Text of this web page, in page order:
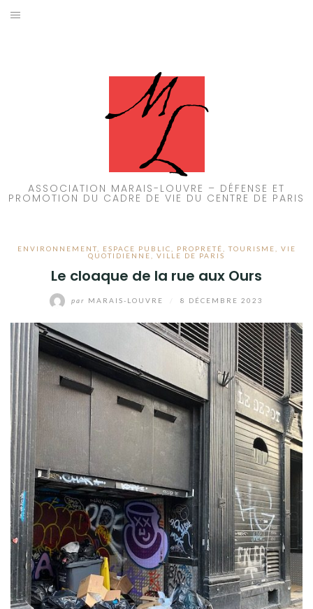
Aller
ASSOCIATION MARAIS-LOUVRE – DÉFENSE ET
PROMOTION DU CADRE DE VIE DU CENTRE DE PARIS
ENVIRONNEMENT, ESPACE PUBLIC PROPRETÉ ,TOURISME
VIE
QUOTIDIENNE
VILLE DE PARIS
Le cloaque de la rue aux Ours
par MARAIS-LOUVRE 8 DÉCEMBRE 2023